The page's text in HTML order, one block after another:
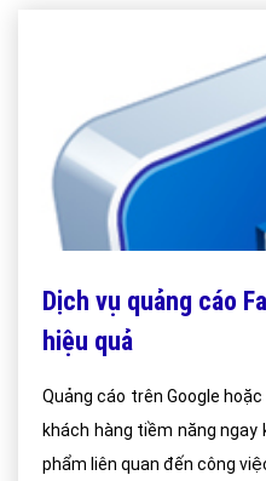
Dịch vụ quảng cáo
hiệu quả
Quảng cáo trên Google
khách hàng tiềm năng ngay
phẩm liên quan đến công việc